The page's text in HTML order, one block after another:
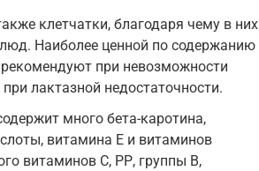
клетчатки, благодаря чему в них
Наиболее ценной по содержанию
при невозможности
лактазной недостаточности.
много бета-каротина,
витамина Е и витаминов
витаминов С, РР, группы В,